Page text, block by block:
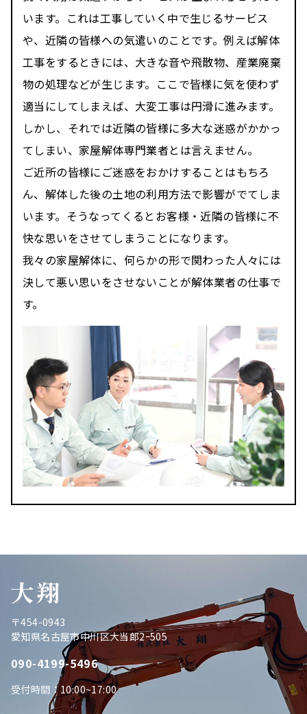
います。これは工事していく中で生じるサービス
や、近隣の皆様への気遣いのことです。例えば解体
工事をするときには、大きな音や飛散物、産業廃棄
物の処理などが生じます。ここで皆様に気を使わず
適当にしてしまえば、大変工事は円滑に進みます。
しかし、それでは近隣の皆様に多大な迷惑がかかっ
てしまい、家屋解体専門業者とは言えません。
ご近所の皆様にご迷惑をおかけすることはもちろ
ん、解体した後の土地の利用方法で影響がでてしま
います。そうなってくるとお客様・近隣の皆様に不
快な思いをさせてしまうことになります。
我々の家屋解体に、何らかの形で関わった人々には
決して悪い思いをさせないことが解体業者の仕事で
す。
〒454-0943
愛知県名古屋市中川区大当郎2ｰ505
090-4199-5496
受付時間：10:00~17:00